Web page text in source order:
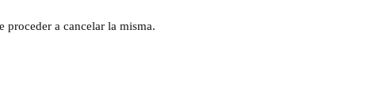
proceder a cancelar la misma.